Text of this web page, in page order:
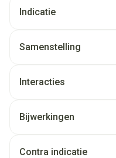
Indicatie
Samenstelling
Interacties
Bijwerkingen
Contra indicatie